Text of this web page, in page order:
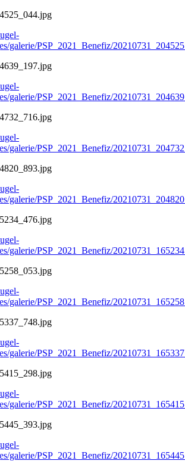
galerie/PSP_2021_Benefiz/
galerie/PSP_2021_Benefiz/
galerie/PSP_2021_Benefiz/
galerie/PSP_2021_Benefiz/
galerie/PSP_2021_Benefiz/
galerie/PSP_2021_Benefiz/
galerie/PSP_2021_Benefiz/
galerie/PSP_2021_Benefiz/
galerie/PSP_2021_Benefiz/